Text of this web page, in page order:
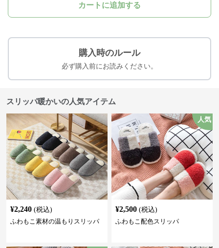
カートに追加する
購入時のルール
必ず購入前にお読みください。
スリッパ暖かいの人気アイテム
¥2,240 (税込)
ふわもこ素材の温もりスリッパ
人気
¥2,500 (税込)
ふわもこ配色スリッパ